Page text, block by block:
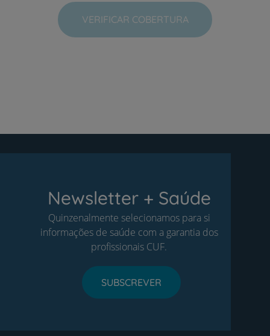
VERIFICAR COBERTURA
Newsletter + Saúde
Quinzenalmente selecionamos para si
informações de saúde com a garantia dos
profissionais CUF.
SUBSCREVER